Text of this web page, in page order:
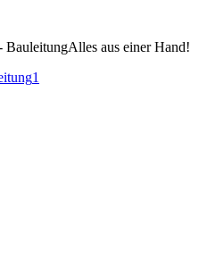
Alles aus einer Hand!
1